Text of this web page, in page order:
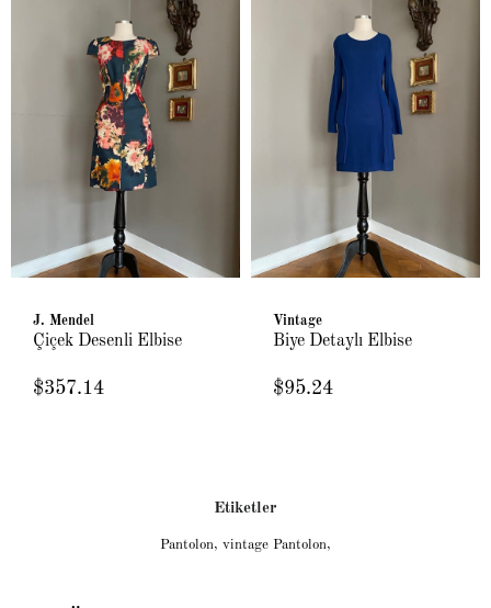
J. Mendel
Çiçek Desenli Elbise
$357.14
Vintage
Biye Detaylı Elbise
$95.24
Etiketler
Pantolon, vintage Pantolon,